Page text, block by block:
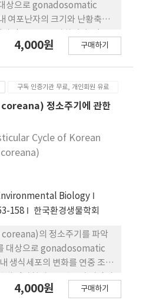
상으로 gonadosomatic
여포난자의 크기와 난황축적
5월까지 가장 낮게 나타났으
작한 6월의 난소에서는 난황
자가 출현하였고 8월에는 난
축적 전단계의 여포난자가 존
도 증가하여 나타났다. 이러한
축적 현상이 활발하게 진행되
무게와 GSI가 높게 나타난 9월
적 중기단계의 여포난자들과
된 난황축적 후기단계의 여포난
면중인 12월부터 난황축적을
여포난자들이 출현하였으며 2
완료된 여포난자가 전체적으
성장기에는 난소내의 모든
(synchronized)으로 진행되지
따라 진행되다가 배란시기에
유지하는 난소주기를 나타내었
4,000원 구매하기
구독 인증기관 무료, 개인회원 유료
정소주기에 관한
Cycle of Korean
Biology
158 한국환경생물학회
의 정소주기를 파악
대상으로 gonadosomatic
생식세포의 변화를 연중 조사
장 활발하게 진행되었으며 이
4,000원 구매하기